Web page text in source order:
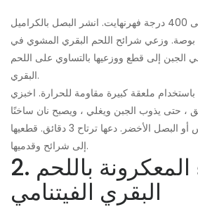
التعليمات: سخن الفرن على 400 درجة فهرنهايت. انشر البصل بالكراميل
وزعي شرائح اللحم البقري المشوي في
الجبن إلى قطع ووزعيها بالتساوي على اللحم
البقري.
ملعقة كبيرة مقاومة للحرارة. اخبزي
إلى 10 دقائق ، حتى يذوب الجبن ويغلي ، ويصبح نان ساخنًا
ومقرمشًا. يرش البقدونس أو البصل الأخضر. دعها ترتاح 3 دقائق. قطعيها
إلى شرائح وقدميها.
2. حساء المعكرونة باللحم
البقري الفيتنامي